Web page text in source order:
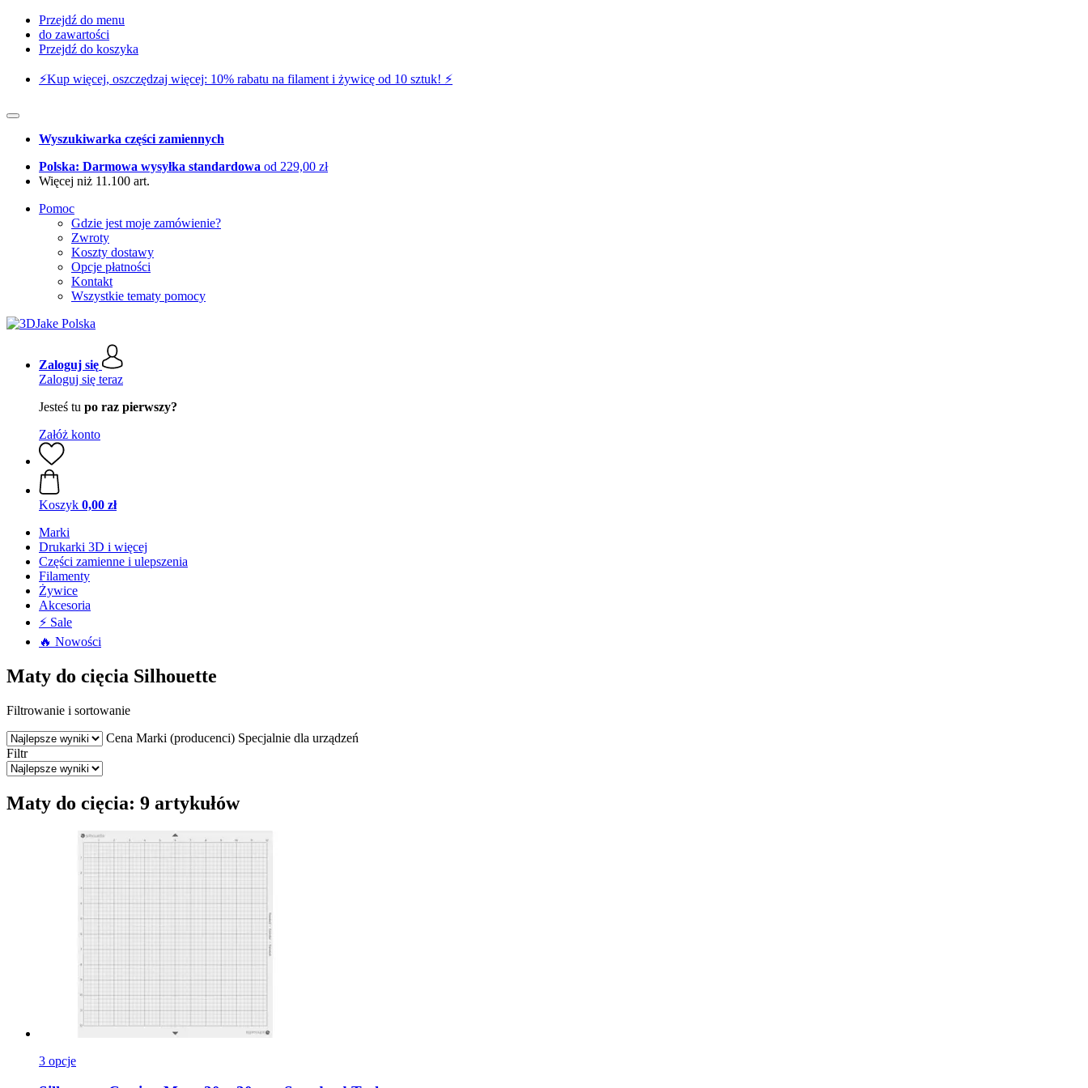
Przejdź do menu
do zawartości
Przejdź do koszyka
⚡️Kup więcej, oszczędzaj więcej: 10% rabatu na filament i żywicę od 10 sztuk! ⚡️
Wyszukiwarka części zamiennych
Polska: Darmowa wysyłka standardowa od 229,00 zł
Więcej niż 11.100 art.
Pomoc
Gdzie jest moje zamówienie?
Zwroty
Koszty dostawy
Opcje płatności
Kontakt
Wszystkie tematy pomocy
Zaloguj się
Zaloguj się teraz
Jesteś tu po raz pierwszy?
Załóż konto
Koszyk 0,00 zł
Marki
Drukarki 3D i więcej
Części zamienne i ulepszenia
Filamenty
Żywice
Akcesoria
⚡ Sale
🔥 Nowości
Maty do cięcia Silhouette
Filtrowanie i sortowanie
Cena Marki (producenci) Specjalnie dla urządzeń
Filtr
Maty do cięcia: 9 artykułów
3 opcje